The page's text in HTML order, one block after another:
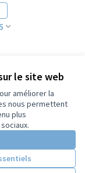
le site web
améliorer la
nous permettent
plus